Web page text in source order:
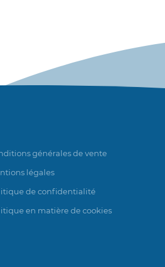
générales de vente
légales
de confidentialité
en matière de cookies